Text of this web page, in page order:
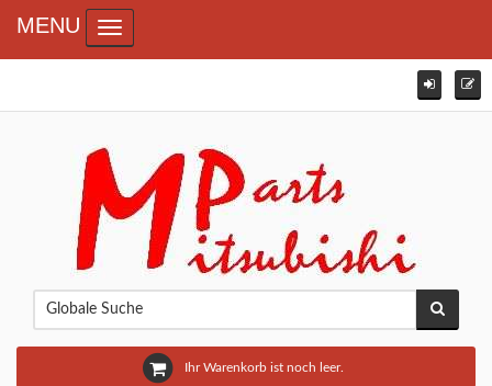
Ihr Warenkorb ist noch leer.
MENU Toggle navigation